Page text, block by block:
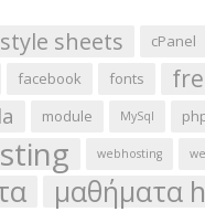
sheets cPanel
facebook fonts
module MySql
webhosting
μαθήματα